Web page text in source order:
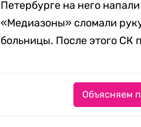
Петербурге на него
«Медиазоны» сломали
больницы. После этого СК
Объясняем